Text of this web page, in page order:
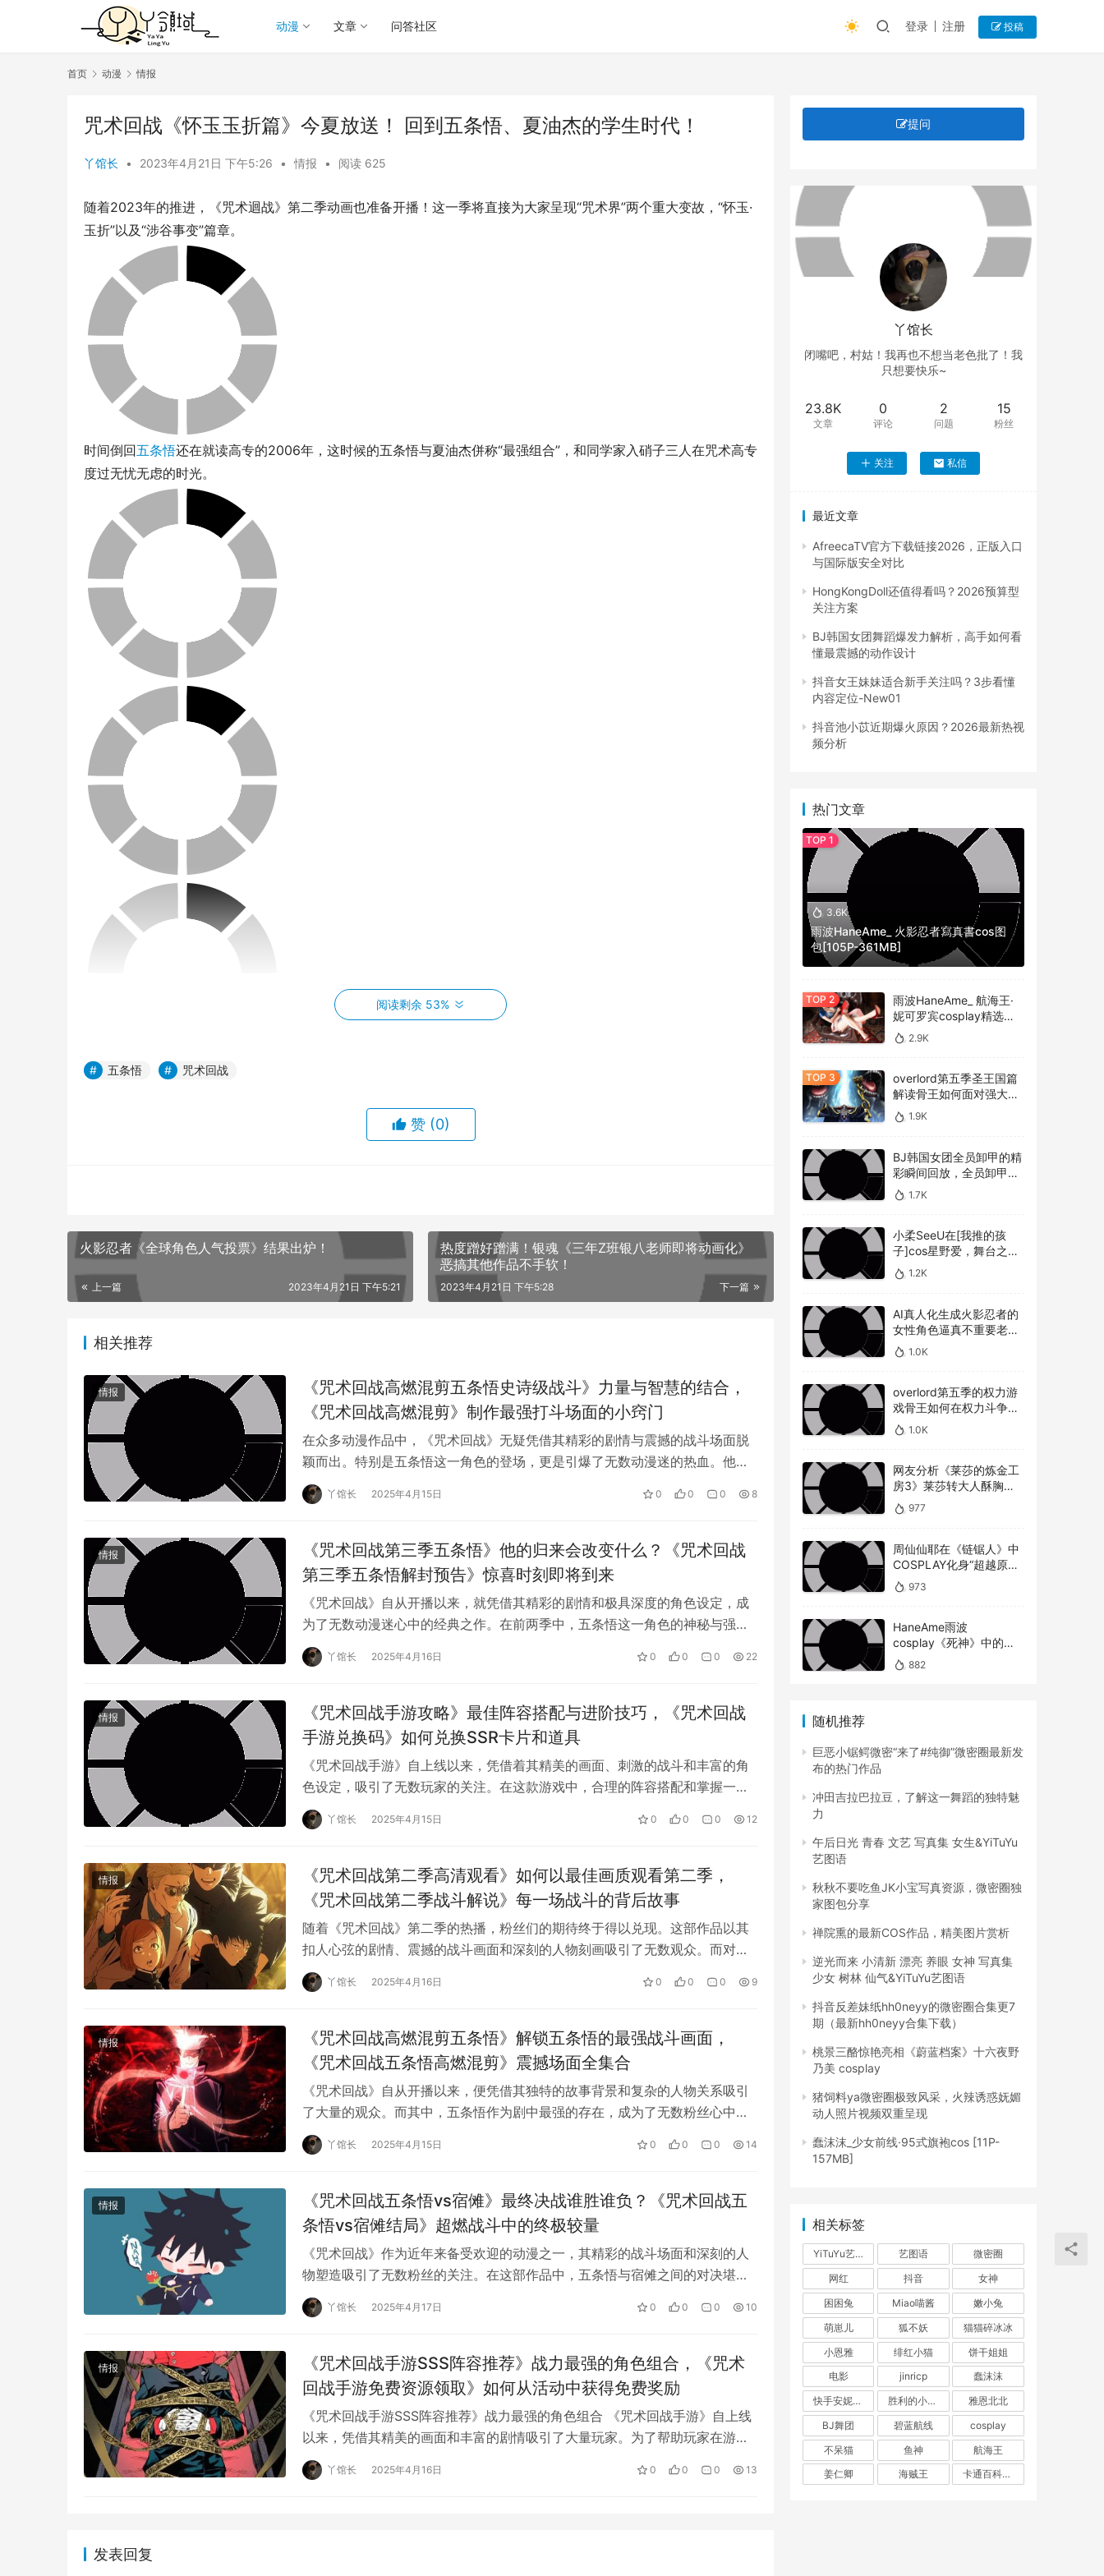
动漫 文章 问答社区 登录 注册 投稿
首页 动漫 情报
咒术回战《怀玉玉折篇》今夏放送！ 回到五条悟、夏油杰的学生时代！
丫馆长 • 2023年4月21日 下午5:26 • 情报 • 阅读 625
随着2023年的推进，《咒术迴战》第二季动画也准备开播！这一季将直接为大家呈现“咒术界”两个重大变故，“怀玉·
玉折”以及“涉谷事变”篇章。
时间倒回五条悟还在就读高专的2006年，这时候的五条悟与夏油杰併称“最强组合”，和同学家入硝子三人在咒术高专
度过无忧无虑的时光。
高专时代的五条悟看起来真的是个超级问题儿童，不知道对老师超信任的主角虎杖悠仁如果有幸看到，会产生什么反
“怀玉玉折篇”描述夏油与五条碰到任务保护对象“天内理子”，虽然是个普通女孩，但是身为“星浆体”她的生死将影响整
伏黑惠的父亲“术师杀手”伏黑甚尔的登场，直接对五条悟与夏油杰的人生分歧产生影响！
看完《咒术迴战0》再看到现在笑容满面的夏油杰，给人的感觉非常心酸……而大家十分在意夏油杰的声优问题，也确
定是由“樱井孝宏”继续配音。
“怀玉玉折篇”将在2023年7月6日开播，接着会在接续“涉谷事变”即将进入本篇重头戏，可以说是前半场欢乐，后半场
虐爆的篇章连发，不管是漫画粉还是动画入坑，心肌梗塞药和胃药都要好好准备着。
阅读剩余 53%
原创文章，作者：丫馆长，如若转载，请注明出处：https://www.yayashenghuo.com/206.html
五条悟 咒术回战
赞 (0)
火影忍者《全球角色人气投票》结果出炉！
上一篇 2023年4月21日 下午5:21
热度蹭好蹭满！银魂《三年Z班银八老师即将动画化》
恶搞其他作品不手软！
下一篇
2023年4月21日 下午5:28
相关推荐
情报
《咒术回战高燃混剪五条悟史诗级战斗》力量与智慧的结合，
《咒术回战高燃混剪》制作最强打斗场面的小窍门
在众多动漫作品中，《咒术回战》无疑凭借其精彩的剧情与震撼的战斗场面脱
颖而出。特别是五条悟这一角色的登场，更是引爆了无数动漫迷的热血。他以
无与伦比的战斗力和智慧，让每一场战斗都成为了…
丫馆长 2025年4月15日 0 0 0 8
情报
《咒术回战第三季五条悟》他的归来会改变什么？《咒术回战
第三季五条悟解封预告》惊喜时刻即将到来
《咒术回战》自从开播以来，就凭借其精彩的剧情和极具深度的角色设定，成
为了无数动漫迷心中的经典之作。在前两季中，五条悟这一角色的神秘与强
大，一直是大家热议的焦点。而随着《咒术回战》第…
丫馆长 2025年4月16日 0 0 0 22
情报
《咒术回战手游攻略》最佳阵容搭配与进阶技巧，《咒术回战
手游兑换码》如何兑换SSR卡片和道具
《咒术回战手游》自上线以来，凭借着其精美的画面、刺激的战斗和丰富的角
色设定，吸引了无数玩家的关注。在这款游戏中，合理的阵容搭配和掌握一定
的游戏技巧至关重要。特别是在挑战高难度副本或…
丫馆长 2025年4月15日 0 0 0 12
情报
《咒术回战第二季高清观看》如何以最佳画质观看第二季，
《咒术回战第二季战斗解说》每一场战斗的背后故事
随着《咒术回战》第二季的热播，粉丝们的期待终于得以兑现。这部作品以其
扣人心弦的剧情、震撼的战斗画面和深刻的人物刻画吸引了无数观众。而对于
许多影迷来说，如何以最佳画质观看《咒术回战》…
丫馆长 2025年4月16日 0 0 0 9
情报
《咒术回战高燃混剪五条悟》解锁五条悟的最强战斗画面，
《咒术回战五条悟高燃混剪》震撼场面全集合
《咒术回战》自从开播以来，便凭借其独特的故事背景和复杂的人物关系吸引
了大量的观众。而其中，五条悟作为剧中最强的存在，成为了无数粉丝心中的
战斗神话。从他在剧中的表现来看，五条悟无疑是…
丫馆长 2025年4月15日 0 0 0 14
情报
《咒术回战五条悟vs宿傩》最终决战谁胜谁负？《咒术回战五
条悟vs宿傩结局》超燃战斗中的终极较量
《咒术回战》作为近年来备受欢迎的动漫之一，其精彩的战斗场面和深刻的人
物塑造吸引了无数粉丝的关注。在这部作品中，五条悟与宿傩之间的对决堪称
最为激烈的巅峰之战。两位实力强大的角色代表着…
丫馆长 2025年4月17日 0 0 0 10
情报
《咒术回战手游SSS阵容推荐》战力最强的角色组合，《咒术
回战手游免费资源领取》如何从活动中获得免费奖励
《咒术回战手游SSS阵容推荐》战力最强的角色组合 《咒术回战手游》自上线
以来，凭借其精美的画面和丰富的剧情吸引了大量玩家。为了帮助玩家在游戏
中获得更好的战力提升，选择一套合适的SS…
丫馆长 2025年4月16日 0 0 0 13
发表回复
提问
丫馆长
闭嘴吧，村姑！我再也不想当老色批了！我
只想要快乐~
23.8K
文章
0
评论
2
问题
15
粉丝
关注 私信
最近文章
AfreecaTV官方下载链接2026，正版入口
与国际版安全对比
HongKongDoll还值得看吗？2026预算型
关注方案
BJ韩国女团舞蹈爆发力解析，高手如何看
懂最震撼的动作设计
抖音女王妹妹适合新手关注吗？3步看懂
内容定位-New01
抖音池小苡近期爆火原因？2026最新热视
频分析
热门文章
3.6K
雨波HaneAme_ 火影忍者寫真書cos图
包[105P-361MB]
雨波HaneAme_ 航海王·
妮可罗宾cosplay精选作
品 [34P-134MB]
2.9K
overlord第五季圣王国篇
解读骨王如何面对强大的
敌人，overlord第五季圣
王国篇深度解析骨王与敌
1.9K
BJ韩国女团全员卸甲的精
彩瞬间回放，全员卸甲视
频如何观看BJ韩国女团成
员的最精彩时刻？
1.7K
小柔SeeU在[我推的孩
子]cos星野爱，舞台之星
闪耀迷人
1.2K
AI真人化生成火影忍者的
女性角色逼真不重要老婆
美不美才是重点！
1.0K
overlord第五季的权力游
戏骨王如何在权力斗争中
崭露头角，overlord第五
季权力博弈骨王如何在复
1.0K
网友分析《莱莎的炼金工
房3》莱莎转大人酥胸蜜
大腿对比以前超有感！
977
周仙仙耶在《链锯人》中
COSPLAY化身“超越原版”
的玛奇玛
973
HaneAme雨波
cosplay《死神》中的松
本乱菊
882
随机推荐
巨恶小锯鳄微密“来了#纯御”微密圈最新发
布的热门作品
冲田吉拉巴拉豆，了解这一舞蹈的独特魅
力
午后日光 青春 文艺 写真集 女生&YiTuYu
艺图语
秋秋不要吃鱼JK小宝写真资源，微密圈独
家图包分享
禅院熏的最新COS作品，精美图片赏析
逆光而来 小清新 漂亮 养眼 女神 写真集
少女 树林 仙气&YiTuYu艺图语
抖音反差妹纸hh0neyy的微密圈合集更7
期（最新hh0neyy合集下载）
桃景三酪惊艳亮相《蔚蓝档案》十六夜野
乃美 cosplay
猪饲料ya微密圈极致风采，火辣诱惑妩媚
动人照片视频双重呈现
蠢沫沫_少女前线·95式旗袍cos [11P-
157MB]
相关标签
YiTuYu艺图语 艺图语
微密圈
网红
抖音
女神
困困兔
Miao喵酱
嫩小兔
萌崽儿
狐不妖
猫猫碎冰冰
小恩雅
绯红小猫
饼干姐姐
电影
jinricp
蠢沫沫
快手安妮朵朵
胜利的小生活
雅恩北北
BJ舞团
碧蓝航线
cosplay
不呆猫
鱼神
航海王
姜仁卿
海贼王 卡通百科老王